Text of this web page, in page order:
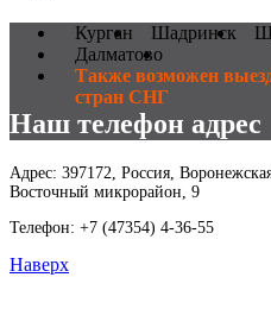
Курган Шадринск
Далматово
Также возможен
стран СНГ
Наш телефон адрес
Адрес: 397172, Россия,
Восточный микрорайон, 9
Телефон: +7 (47354) 4-36-55
Наверх